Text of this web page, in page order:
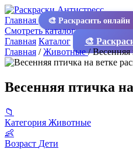
Главная 🎨 Раскрасить онлайн
Смотреть каталог
Главная Каталог 🎨
Главная /Животные/Весенняя
Весенняя птичка
📁
Категория Животные
👶
Возраст Дети